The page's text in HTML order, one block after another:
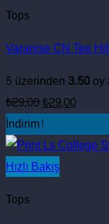
Tops
Varanise CN Tee
5 üzerinden 3.50oy
₺29,00Orijinal
fiyat:
₺29,00.
₺29,00Şu
fiyat:
İndirim!
Hızlı Bakış
Tops